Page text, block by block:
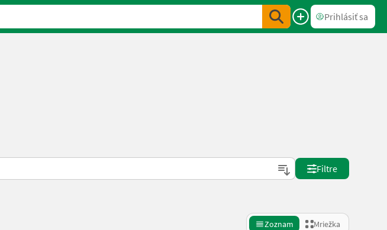
Prihlásiť sa
Filtre
Zoznam Mriežka